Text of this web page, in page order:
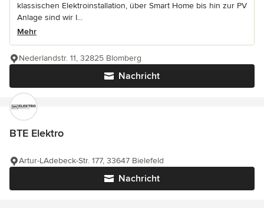
klassischen Elektroinstallation, über Smart Home bis hin zur PV
Anlage sind wir I...
Mehr
Nachricht
Nederlandstr. 11, 32825 Blomberg
BTE Elektro
Nachricht
Artur-LAdebeck-Str. 177, 33647 Bielefeld